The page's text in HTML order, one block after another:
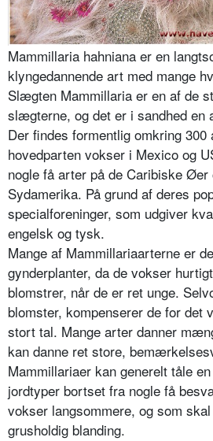
Mammillaria hahniana er en
klyngedannende art med mange
Slægten Mammillaria er en af de
slægterne, og det er i sand­hed en
Der findes formentlig omkring 300
hovedparten vokser i Me­xico og
nogle få arter på de Caribiske
Sydamerika. På grund af deres
specialfor­eninger, som udgiver
en­gelsk og tysk.
Mange af Mammillaria­arterne er
gynderplanter, da de vok­ser
blomstrer, når de er ret unge.
blomster, kom­penserer de for det
stort tal. Mange arter danner
kan danne ret store,
Mammillariaer kan gene­relt tåle
jordtyper bortset fra nogle få
vokser langsommere, og som
grusholdig blanding.